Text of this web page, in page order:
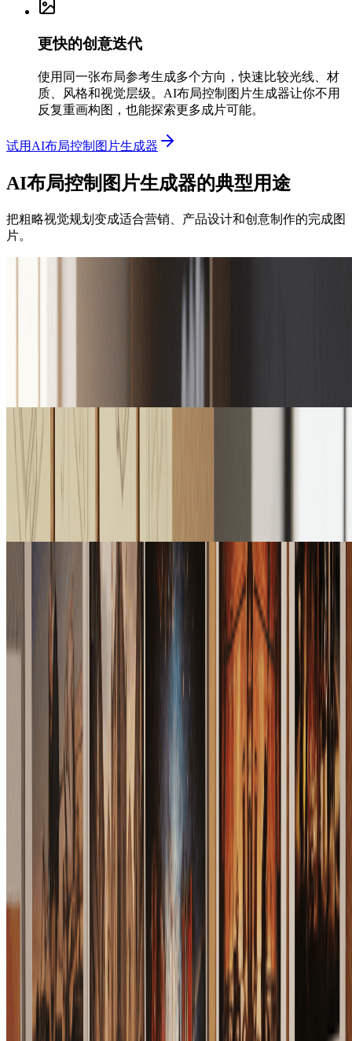
更快的创意迭代
使用同一张布局参考生成多个方向，快速比较光线、材
质、风格和视觉层级。AI布局控制图片生成器让你不用
反复重画构图，也能探索更多成片可能。
试用AI布局控制图片生成器
AI布局控制图片生成器的典型用途
把粗略视觉规划变成适合营销、产品设计和创意制作的完成图
片。
产品与包装样机
设计师上传产品摆放草图或包装标签参考，生成带有真实材
质、光影和品牌层级的精修样机，用于提案和电商展示。
分镜与概念画面
创意团队把缩略图、场景草图和构图板转成更完整的概念图，
同时保留镜头角度、主体位置和前中后景层次。
创建布局可控图片
如何使用AI布局控制图片生成器
只需三步，即可把草图或构图参考变成可控的精修图片。
上传布局参考
从草图、线框、分镜、拼贴图或粗略构图开始。形状和
位置越清晰，AI布局控制图片生成器越容易理解你想保
留的结构。
选择视觉方向
选择产品版式、杂志构图、社交广告或电影分镜等预
设，也可以写自定义提示词，告诉AI哪些细节需要优
化，哪些区域必须保留。